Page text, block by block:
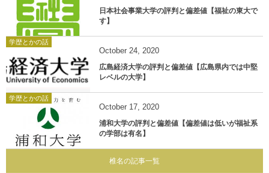
日本社会事業大学の評判と偏差値【福祉の東大で
す】
学歴とかの話
October 24, 2020
広島経済大学の評判と偏差値【広島県内では中堅
レベルの大学】
学歴とかの話
October 17, 2020
浦和大学の評判と偏差値【偏差値は低いが福祉系
の学部は有名】
椎名の記事一覧